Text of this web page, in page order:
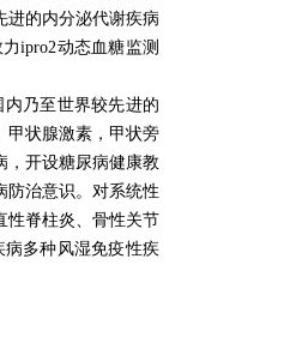
进的内分泌代谢疾病
ipro2动态血糖监测
乃至世界较先进的
甲状腺激素，甲状旁
，开设糖尿病健康教
防治意识。对系统性
性脊柱炎、骨性关节
多种风湿免疫性疾